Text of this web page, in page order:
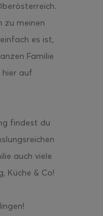
zu meinen
es ist,
Familie
hier auf
findest du
auch viele
Küche & Co!